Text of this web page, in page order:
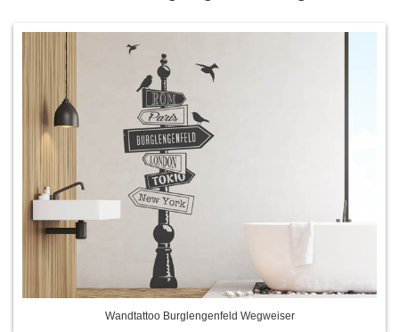
Wandtattoo Burglengenfeld Wegweiser